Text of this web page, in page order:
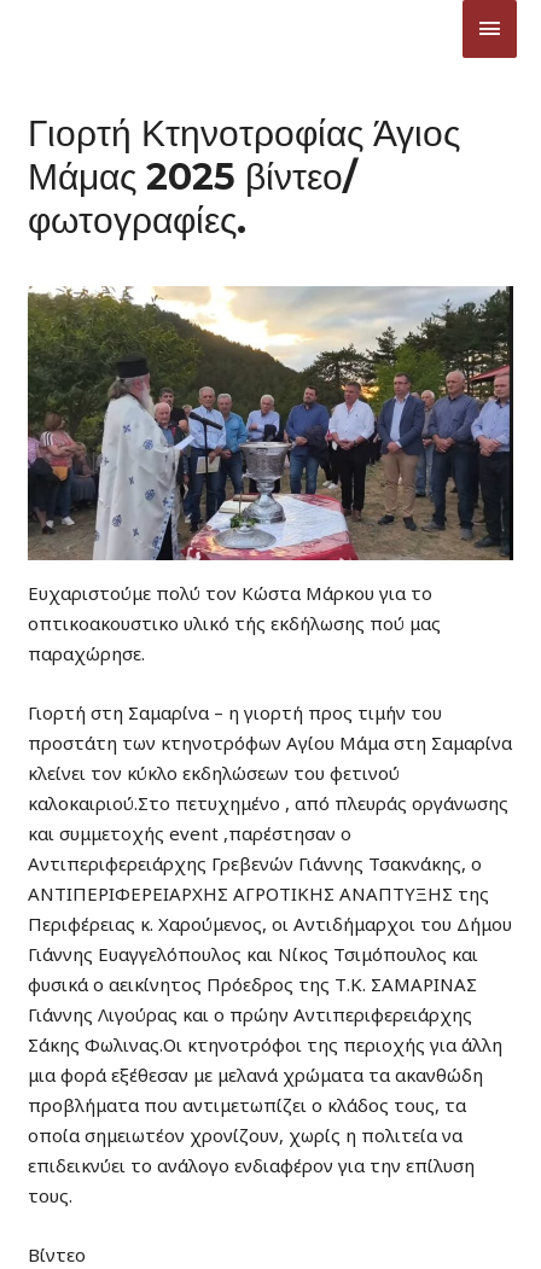
Γιορτή Κτηνοτροφίας Άγιος
Μάμας 2025 βίντεο/
φωτογραφίες.
Ευχαριστούμε πολύ τον Κώστα Μάρκου για το
οπτικοακουστικο υλικό τής εκδήλωσης πού μας
παραχώρησε.
Γιορτή στη Σαμαρίνα – η γιορτή προς τιμήν του
προστάτη των κτηνοτρόφων Αγίου Μάμα στη Σαμαρίνα
κλείνει τον κύκλο εκδηλώσεων του φετινού
καλοκαιριού.Στο πετυχημένο , από πλευράς οργάνωσης
και συμμετοχής event ,παρέστησαν ο
Αντιπεριφερειάρχης Γρεβενών Γιάννης Τσακνάκης, ο
ΑΝΤΙΠΕΡΙΦΕΡΕΙΑΡΧΗΣ ΑΓΡΟΤΙΚΗΣ ΑΝΑΠΤΥΞΗΣ της
Περιφέρειας κ. Χαρούμενος, οι Αντιδήμαρχοι του Δήμου
Γιάννης Ευαγγελόπουλος και Νίκος Τσιμόπουλος και
φυσικά ο αεικίνητος Πρόεδρος της Τ.Κ. ΣΑΜΑΡΙΝΑΣ
Γιάννης Λιγούρας και ο πρώην Αντιπεριφερειάρχης
Σάκης Φωλινας.Οι κτηνοτρόφοι της περιοχής για άλλη
μια φορά εξέθεσαν με μελανά χρώματα τα ακανθώδη
προβλήματα που αντιμετωπίζει ο κλάδος τους, τα
οποία σημειωτέον χρονίζουν, χωρίς η πολιτεία να
επιδεικνύει το ανάλογο ενδιαφέρον για την επίλυση
τους.
Βίντεο